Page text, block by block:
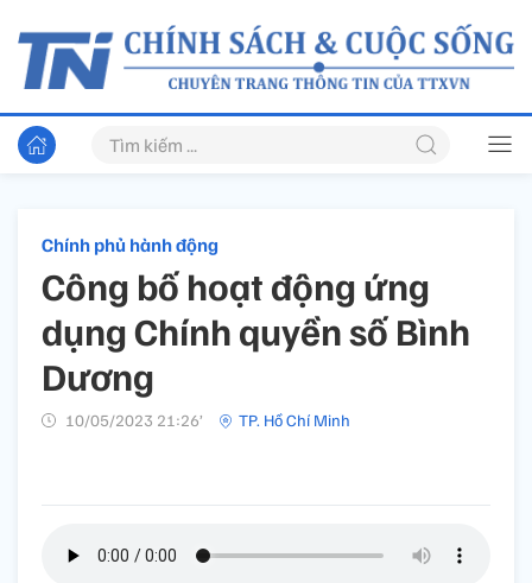
Chính phủ hành động
Công bố hoạt động ứng
dụng Chính quyền số Bình
Dương
10/05/2023 21:26’ TP. Hồ Chí Minh